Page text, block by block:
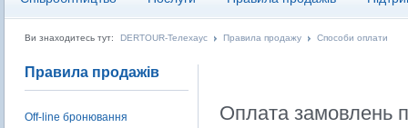
Ви знаходитесь тут: DERTOUR-Телехаус Правила продажу Способи оплати
Правила продажів
Off-line бронювання
Оплата замовлень